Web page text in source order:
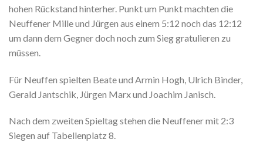
hohen Rückstand hinterher. Punkt um Punkt machten die
Neuffener Mille und Jürgen aus einem 5:12 noch das 12:12
um dann dem Gegner doch noch zum Sieg gratulieren zu
müssen.
Für Neuffen spielten Beate und Armin Hogh, Ulrich Binder,
Gerald Jantschik, Jürgen Marx und Joachim Janisch.
Nach dem zweiten Spieltag stehen die Neuffener mit 2:3
Siegen auf Tabellenplatz 8.